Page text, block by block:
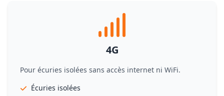
4G
Pour écuries isolées sans accès internet ni WiFi.
Écuries isolées